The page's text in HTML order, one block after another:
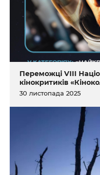
Переможці VIII
кінокритиків
30 листопада 2025